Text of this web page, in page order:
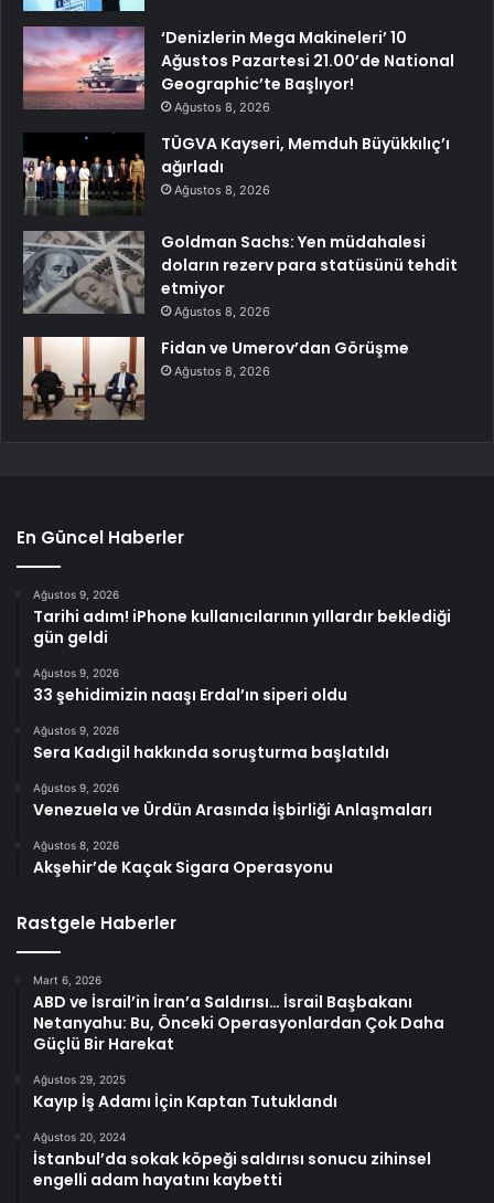
‘Denizlerin Mega Makineleri’ 10
Ağustos Pazartesi 21.00’de National
Geographic’te Başlıyor!
Ağustos 8, 2026
TÜGVA Kayseri, Memduh Büyükkılıç’ı
ağırladı
Ağustos 8, 2026
Goldman Sachs: Yen müdahalesi
doların rezerv para statüsünü tehdit
etmiyor
Ağustos 8, 2026
Fidan ve Umerov’dan Görüşme
Ağustos 8, 2026
En Güncel Haberler
Ağustos 9, 2026
Tarihi adım! iPhone kullanıcılarının yıllardır beklediği
gün geldi
Ağustos 9, 2026
33 şehidimizin naaşı Erdal’ın siperi oldu
Ağustos 9, 2026
Sera Kadıgil hakkında soruşturma başlatıldı
Ağustos 9, 2026
Venezuela ve Ürdün Arasında İşbirliği Anlaşmaları
Ağustos 8, 2026
Akşehir’de Kaçak Sigara Operasyonu
Rastgele Haberler
Mart 6, 2026
ABD ve İsrail’in İran’a Saldırısı… İsrail Başbakanı
Netanyahu: Bu, Önceki Operasyonlardan Çok Daha
Güçlü Bir Harekat
Ağustos 29, 2025
Kayıp İş Adamı İçin Kaptan Tutuklandı
Ağustos 20, 2024
İstanbul’da sokak köpeği saldırısı sonucu zihinsel
engelli adam hayatını kaybetti